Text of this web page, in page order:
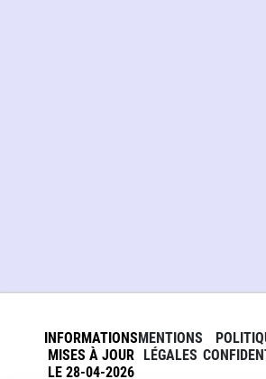
INFORMATIONS
MISES À JOUR
LE 28-04-2026
MENTIONS
LÉGALES